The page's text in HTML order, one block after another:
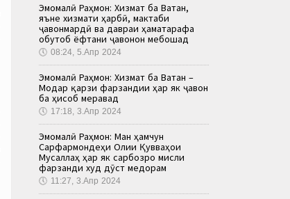
Эмомалӣ Раҳмон: Хизмат ба Ватан,
яъне хизмати ҳарбӣ, мактаби
ҷавонмардӣ ва давраи ҳаматарафа
обутоб ёфтани ҷавонон мебошад
🕔 08:24, 5.Апр 2024
Эмомалӣ Раҳмон: Хизмат ба Ватан –
Модар қарзи фарзандии ҳар як ҷавон
ба ҳисоб меравад
🕔 17:18, 3.Апр 2024
Эмомалӣ Раҳмон: Ман ҳамчун
Сарфармондеҳи Олии Қувваҳои
Мусаллаҳ ҳар як сарбозро мисли
фарзанди худ дӯст медорам
🕔 11:27, 3.Апр 2024